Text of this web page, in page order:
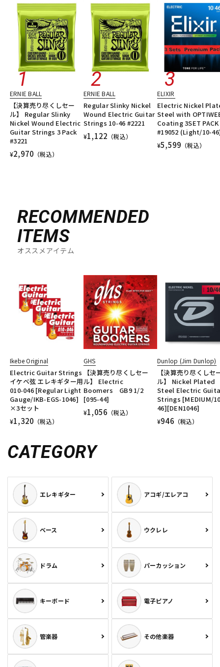
ERNIE BALL
【決算売り尽くしセー
ル】 Regular Slinky
Nickel Wound Electric
Guitar Strings 3 Pack
#3221
¥2,970 （税込）
ERNIE BALL
Regular Slinky Nickel
Wound Electric Guitar
Strings 10-46 #2221
¥1,122 （税込）
ELIXIR
Electric Nickel
Steel with
Coating 3SET PACK
#19052 (Light/10-
¥5,599 （税込）
RECOMMENDED
ITEMS
オススメアイテム
Ikebe Original
Electric Guitar Strings
イケベ弦 エレキギター用
010-046 [Regular Light
Gauge/IKB-EGS-1046]
×3セット
¥1,320 （税込）
GHS
【決算売り尽くしセー
ル】 Electric
Boomers GB9 1/2
[095-44]
¥1,056 （税込）
Dunlop (Jim Dunlop)
【決算売り尽くしセ
ル】 Nickel Plated
Steel Electric
Strings [MEDIUM/
46][DEN1046]
¥946 （税込）
CATEGORY
エレキギター アコギ/エレアコ
ベース ウクレレ
ドラム パーカッション
キーボード 電子ピアノ
管楽器 その他楽器